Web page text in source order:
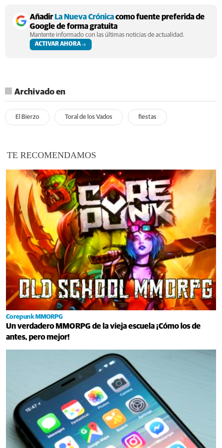
Añadir La Nueva Crónicacomo fuente preferida de
Google de forma gratuita
Mantente informado con las últimas noticias de actualidad.
ACTIVAR AHORA
Archivado en
El Bierzo Toral de los Vados fiestas
TE RECOMENDAMOS
Corepunk MMORPG
Un verdadero MMORPG de la vieja escuela ¡Cómo los de
antes, pero mejor!